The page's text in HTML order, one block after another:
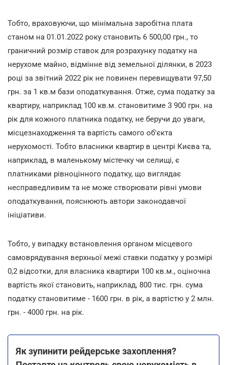
Тобто, враховуючи, що мінімальна заробітна плата
станом на 01.01.2022 року становить 6 500,00 грн., то
граничний розмір ставок для розрахунку податку на
нерухоме майно, відмінне від земельної ділянки, в 2023
році за звітний 2022 рік не повинен перевищувати 97,50
грн. за 1 кв.м бази оподаткування. Отже, сума податку за
квартиру, наприклад 100 кв.м. становитиме 3 900 грн. на
рік для кожного платника податку, не беручи до уваги,
місцезнаходження та вартість самого об'єкта
нерухомості. Тобто власники квартир в центрі Києва та,
наприклад, в маленькому містечку чи селищі, є
платниками рівноцінного податку, що виглядає
несправедливим та не може створювати рівні умови
оподаткування, пояснюють автори законодавчої
ініціативи.
Тобто, у випадку встановлення органом місцевого
самоврядування верхньої межі ставки податку у розмірі
0,2 відсотки, для власника квартири 100 кв.м., оціночна
вартість якої становить, наприклад, 800 тис. грн. сума
податку становитиме - 1600 грн. в рік, а вартістю у 2 млн.
грн. - 4000 грн. на рік.
Як зупинити рейдерське захоплення?